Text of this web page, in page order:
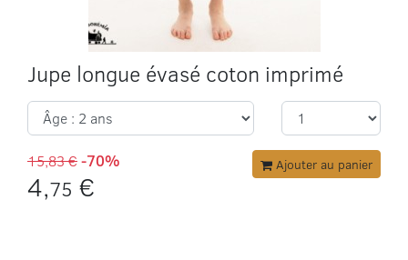
Jupe longue évasé coton imprimé
15,83 €-70%
4,75 €
Ajouter au panier